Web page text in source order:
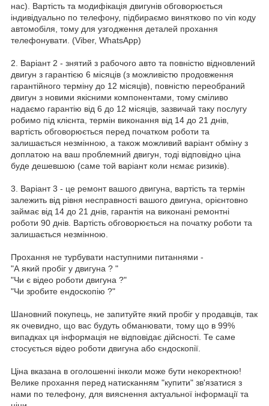
нас). Вартість та модифікація двигунів обговорюється
індивідуально по телефону, підбираємо винятково по vin коду
автомобіля, тому для узгодження деталей прохання
телефонувати. (Viber, WhatsApp)
2. Варіант 2 - знятий з рабочого авто та повністю відновлений
двигун з гарантією 6 місяців (з можливістю продовження
гарантійного терміну до 12 місяців), повністю переобраний
двигун з новими якісними компонентами, тому сміливо
надаємо гарантію від 6 до 12 місяців, зазвичай таку послугу
робимо під клієнта, термін виконання від 14 до 21 днів,
вартість обговорюється перед початком роботи та
залишається незмінною, а також можливий варіант обміну з
доплатою на ваш проблемний двигун, тоді відповідно ціна
буде дешевшою (саме той варіант коли нємає ризиків).
3. Варіант 3 - це ремонт вашого двигуна, вартість та термін
залежить від рівня несправності вашого двигуна, орієнтовно
займає від 14 до 21 днів, гарантія на виконані ремонтні
роботи 90 днів. Вартість обговорюється на початку роботи та
залишається незмінною.
Прохання не турбувати наступними питаннями -
"А який пробіг у двигуна ? "
"Чи є відео роботи двигуна ?"
"Чи зробите ендоскопію ?"
Шановний покупець, не запитуйте який пробіг у продавців, так
як очевидно, що вас будуть обманювати, тому що в 99%
випадках ця інформація не відповідає дійсності. Те саме
стосується відео роботи двигуна або єндоскопії.
Ціна вказана в оголошенні інколи може бути некоректною!
Велике прохання перед натисканням "купити" зв'язатися з
нами по телефону, для вияснення актуальної інформації та